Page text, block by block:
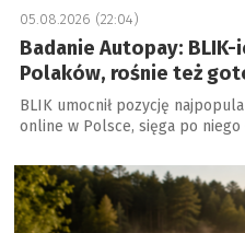
05.08.2026 (22:04)
Badanie Autopay:
Polaków, rośnie też
BLIK umocnił pozycję
online w Polsce, sięga po
a